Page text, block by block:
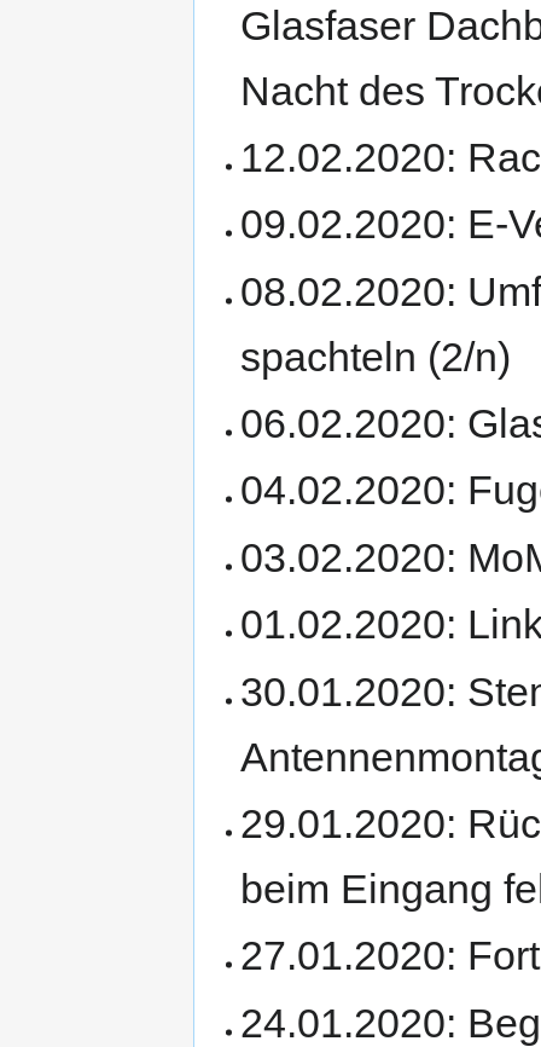
Glasfaser
Nacht des
12.02.2020:
09.02.2020: E-
08.02.2020:
spachteln (2/n)
06.02.2020:
04.02.2020:
03.02.2020:
01.02.2020:
30.01.2020:
29.01.2020:
beim Eingang
27.01.2020:
24.01.2020: